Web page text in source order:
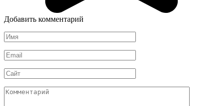
Добавить комментарий
Имя
*
Email
*
Сайт
Комментарий